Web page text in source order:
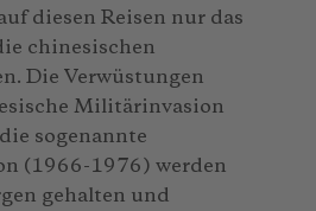
diesen Reisen nur das
chinesischen
Die Verwüstungen
Militärinvasion
sogenannte
(1966-1976) werden
gehalten und